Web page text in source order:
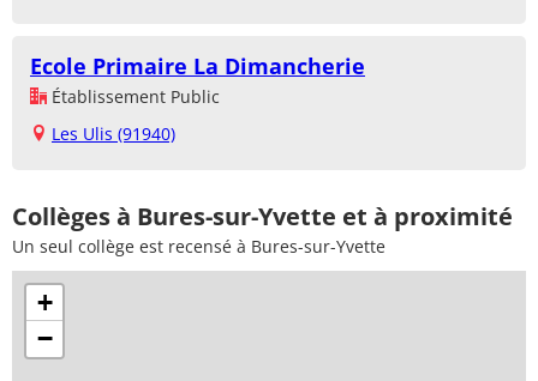
Ecole Primaire La Dimancherie
Établissement Public
Les Ulis (91940)
Collèges à Bures-sur-Yvette et à proximité
Un seul collège est recensé à Bures-sur-Yvette
+
−